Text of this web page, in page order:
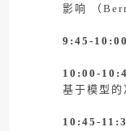
影响 （
9:45-
10:00-
基于模型
10:45-